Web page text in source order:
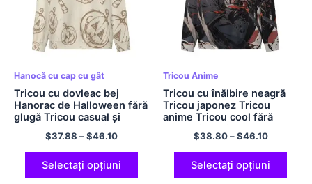
Hanocă cu cap cu gât
Tricou cu dovleac bej
Hanorac de Halloween fără
glugă Tricou casual și
confortabil din poliester
Hanorac ușoară Tricou
supradimensionat cu gât
turnu pentru bărbați și
femei
$37.88 –$46.10
Selectați opțiuni
Tricou Anime
Tricou cu înălbire neagră
Tricou japonez Tricou
anime Tricou cool fără
glugă din poliester Cămașă
supradimensionată
Hanorac ușoară Tricou cu
gât crew pentru bărbați și
femei
$38.80–$46.10
Selectați opțiuni